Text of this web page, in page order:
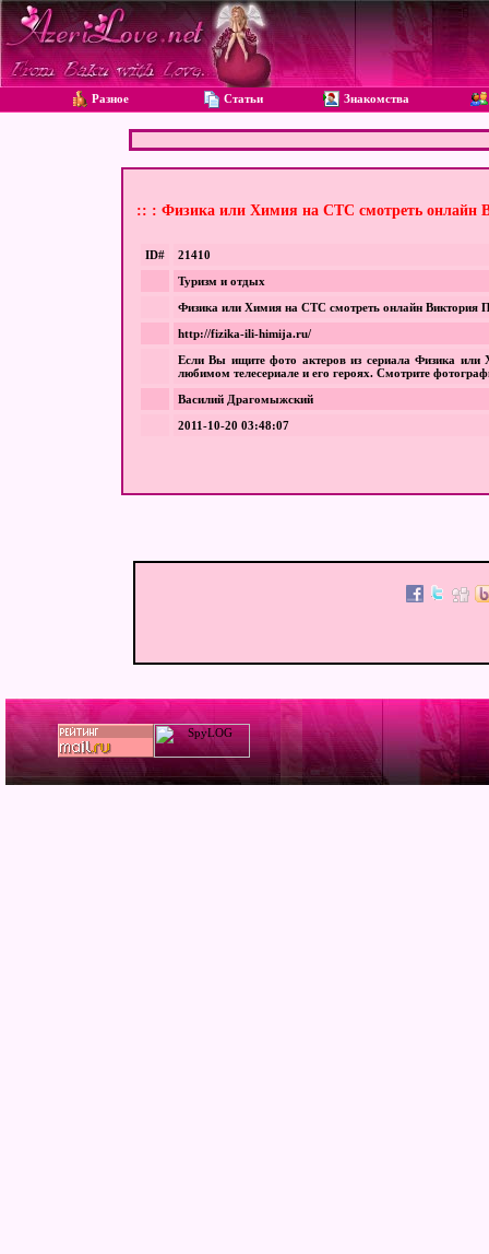
Разное Статьи Знакомства
:: : Физика или Химия на СТС смотреть онлайн
ID#
21410
Туризм и отдых
Физика или Химия на СТС смотреть онлайн Виктория
http://fizika-ili-himija.ru/
Если Вы ищите фото актеров из сериала Физика
любимом телесериале и его героях. Смотрите
Василий Драгомыжский
2011-10-20 03:48:07